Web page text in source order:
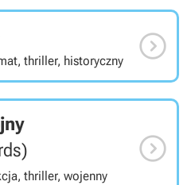
thriller, historyczny 
thriller, wojenny
